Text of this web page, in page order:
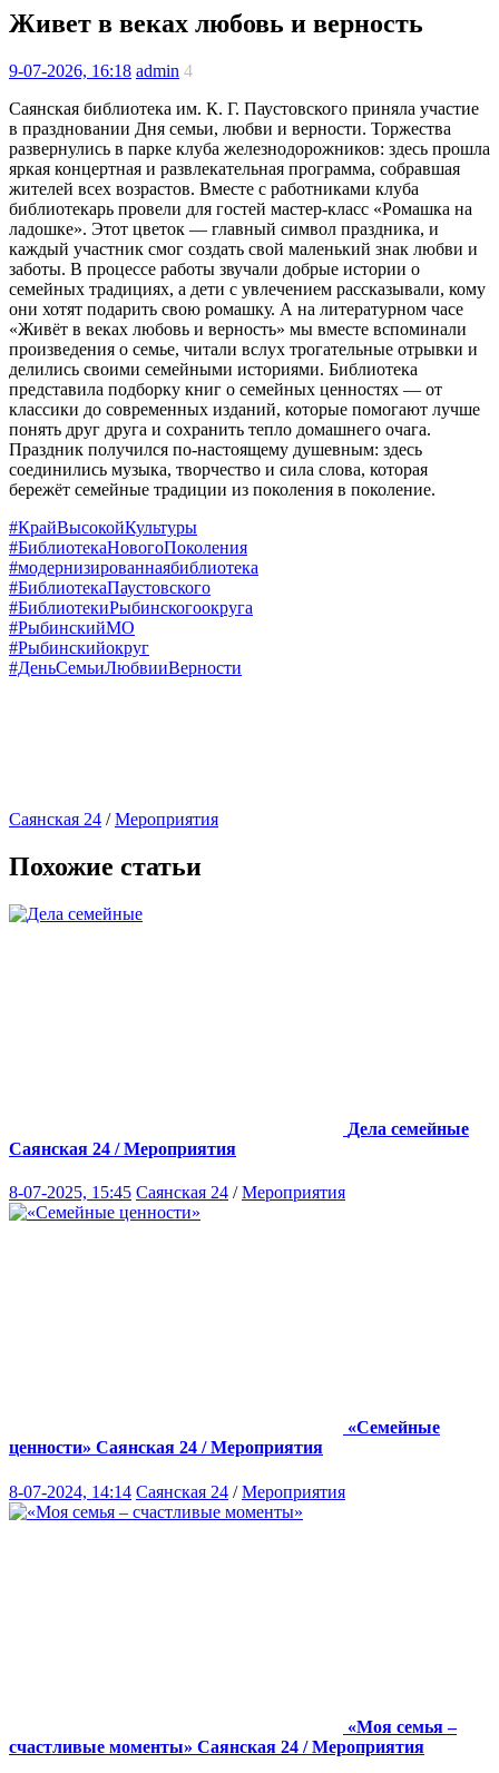
Живет в веках любовь и верность
9-07-2026, 16:18 admin 4
Саянская библиотека им. К. Г. Паустовского приняла участие
в праздновании Дня семьи, любви и верности. Торжества
развернулись в парке клуба железнодорожников: здесь прошла
яркая концертная и развлекательная программа, собравшая
жителей всех возрастов. Вместе с работниками клуба
библиотекарь провели для гостей мастер‑класс «Ромашка на
ладошке». Этот цветок — главный символ праздника, и
каждый участник смог создать свой маленький знак любви и
заботы. В процессе работы звучали добрые истории о
семейных традициях, а дети с увлечением рассказывали, кому
они хотят подарить свою ромашку. А на литературном часе
«Живёт в веках любовь и верность» мы вместе вспоминали
произведения о семье, читали вслух трогательные отрывки и
делились своими семейными историями. Библиотека
представила подборку книг о семейных ценностях — от
классики до современных изданий, которые помогают лучше
понять друг друга и сохранить тепло домашнего очага.
Праздник получился по-настоящему душевным: здесь
соединились музыка, творчество и сила слова, которая
бережёт семейные традиции из поколения в поколение.
#КрайВысокойКультуры
#БиблиотекаНовогоПоколения
#модернизированнаябиблиотека
#БиблиотекаПаустовского
#БиблиотекиРыбинскогоокруга
#РыбинскийМО
#Рыбинскийокруг
#ДеньСемьиЛюбвииВерности
Саянская 24 /Мероприятия
Похожие статьи
Дела семейные
Саянская 24 / Мероприятия
8-07-2025, 15:45 Саянская 24 /Мероприятия
«Семейные
ценности» Саянская 24 / Мероприятия
8-07-2024, 14:14 Саянская 24 /Мероприятия
«Моя семья –
счастливые моменты» Саянская 24 / Мероприятия